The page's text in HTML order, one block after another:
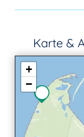
Karte &
+
−